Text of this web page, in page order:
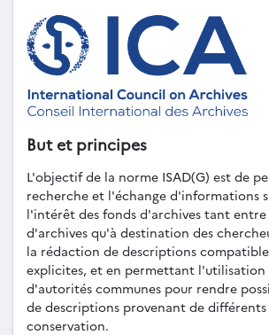
But et principes
L'objectif de la norme ISAD(G) est de
recherche et l'échange d'informations
l'intérêt des fonds d'archives tant entre
d'archives qu'à destination des
la rédaction de descriptions
explicites, et en permettant l'utilisation
d'autorités communes pour rendre
de descriptions provenant de différents
conservation.